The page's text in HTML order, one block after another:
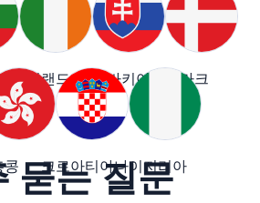
아일랜드 슬로바키아 덴마크
콩 크로아티아나이지리아
묻는 질문